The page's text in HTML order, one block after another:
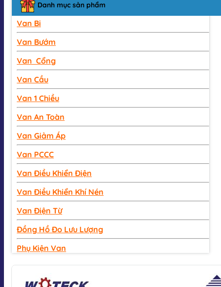
Danh mục sản phẩm
Van Bi
Van Bướm
Van Cổng
Van Cầu
Van 1 Chiều
Van An Toàn
Van Giảm Áp
Van PCCC
Van Điều Khiển Điện
Van Điều Khiển Khí Nén
Van Điện Từ
Đồng Hồ Đo Lưu Lượng
Phụ Kiện Van